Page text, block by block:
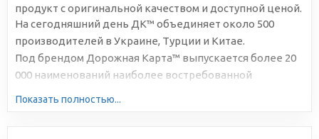
продукт с оригинальной качеством и доступной ценой.
На сегодняшний день ДК™ объединяет около 500
производителей в Украине, Турции и Китае.
Под брендом Дорожная Карта™ выпускается более 20
000 наименований наиболее востребованной
Показать полностью...